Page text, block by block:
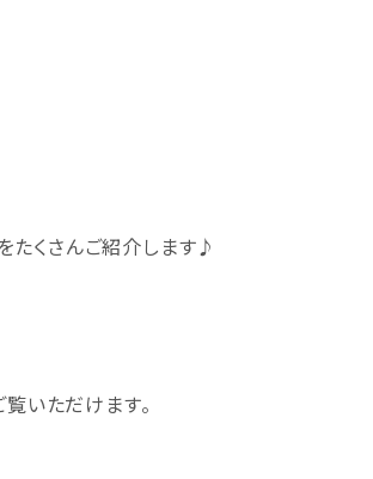
たくさんご紹介します♪
いただけます。